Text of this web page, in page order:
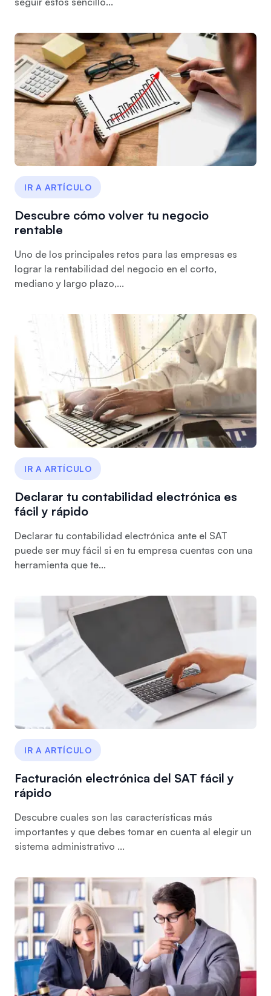
IR A ARTÍCULO
Descubre cómo volver tu negocio
rentable
Uno de los principales retos para las empresas es
lograr la rentabilidad del negocio en el corto,
mediano y largo plazo,...
IR A ARTÍCULO
Declarar tu contabilidad electrónica es
fácil y rápido
Declarar tu contabilidad electrónica ante el SAT
puede ser muy fácil si en tu empresa cuentas con una
herramienta que te...
IR A ARTÍCULO
Facturación electrónica del SAT fácil y
rápido
Descubre cuales son las características más
importantes y que debes tomar en cuenta al elegir un
sistema administrativo ...